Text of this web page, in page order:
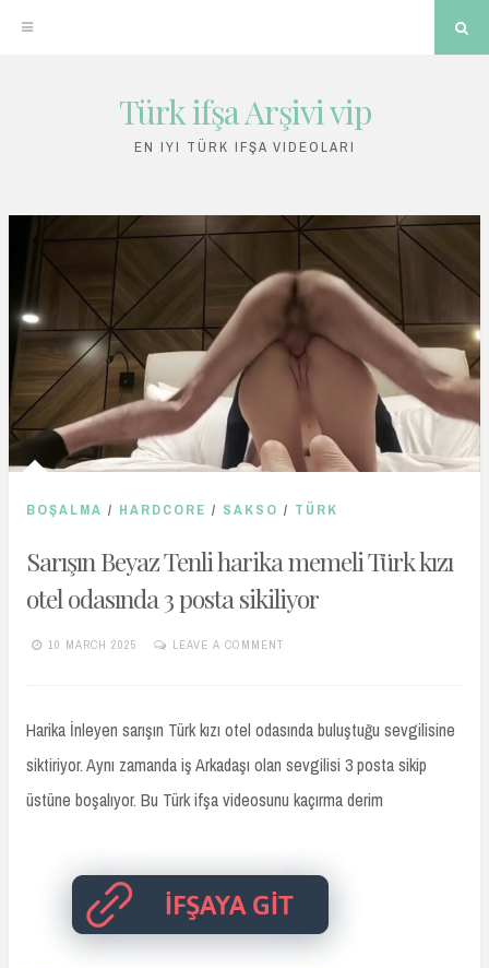
Türk ifşa Arşivi vip
EN IYI TÜRK IFŞA VIDEOLARI
BOŞALMA / HARDCORE / SAKSO / TÜRK
Sarışın Beyaz Tenli harika memeli Türk kızı
otel odasında 3 posta sikiliyor
10 MARCH 2025
LEAVE A COMMENT
Harika İnleyen sarışın Türk kızı otel odasında buluştuğu sevgilisine
siktiriyor. Aynı zamanda iş Arkadaşı olan sevgilisi 3 posta sikip
üstüne boşalıyor. Bu Türk ifşa videosunu kaçırma derim